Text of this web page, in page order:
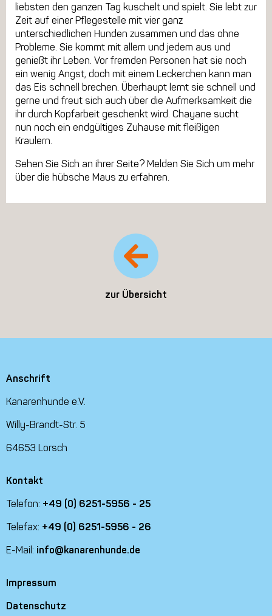
liebsten den ganzen Tag kuschelt und spielt. Sie lebt zur
Zeit auf einer Pflegestelle mit vier ganz
unterschiedlichen Hunden zusammen und das ohne
Probleme. Sie kommt mit allem und jedem aus und
genießt ihr Leben. Vor fremden Personen hat sie noch
ein wenig Angst, doch mit einem Leckerchen kann man
das Eis schnell brechen. Überhaupt lernt sie schnell und
gerne und freut sich auch über die Aufmerksamkeit die
ihr durch Kopfarbeit geschenkt wird. Chayane sucht
nun noch ein endgültiges Zuhause mit fleißigen
Kraulern.
Sehen Sie Sich an ihrer Seite? Melden Sie Sich um mehr
über die hübsche Maus zu erfahren.
zur Übersicht
Anschrift
Kanarenhunde e.V.
Willy-Brandt-Str. 5
64653 Lorsch
Kontakt
Telefon: +49 (0) 6251-5956 - 25
Telefax: +49 (0) 6251-5956 - 26
E-Mail: info@kanarenhunde.de
Impressum
Datenschutz